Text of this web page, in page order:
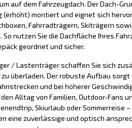
auf dem Fahrzeugdach. Der Dach-
(erhöht) montiert und eignet sich
Fahrradträgern, Skiträgern
nutzen Sie die Dachfläche Ihres
geordnet und sicher.
/ Lastenträger schaffen Sie sich
zu überladen. Der robuste Aufbau
und bei höherer
Alltag von Familien, Outdoor-Fans
Skiurlaub oder Sommerreise
eine zuverlässige und optisch